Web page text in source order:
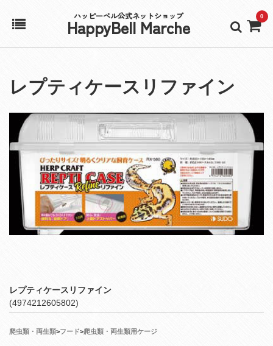
ハッピーベル公式ネットショップ
HappyBell Marche 0
アカウント
カート
レプティケースリファイン
レプティケースリファイン
(4974212605802)
爬虫類・両生類>フード>爬虫類・両生類用ケージ